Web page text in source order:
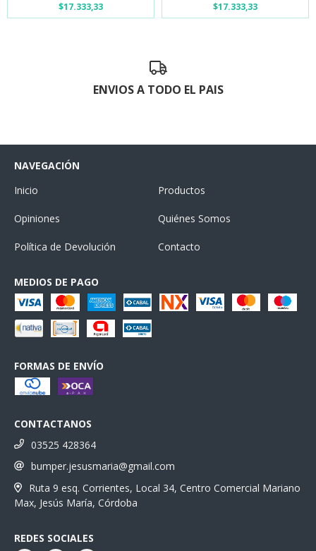
$17.333,33
$17.333,33
ENVIOS A TODO EL PAIS
NAVEGACIÓN
Inicio
Productos
Opiniones Quiénes Somos
Política de Devolución Contacto
MEDIOS DE PAGO
FORMAS DE ENVÍO
CONTACTANOS
03525 428364
bumper.jesusmaria@gmail.com
Ruta 9 esq. Corrientes, Local 34, Centro Comercial Mariano
Max, Jesús María, Córdoba
REDES SOCIALES